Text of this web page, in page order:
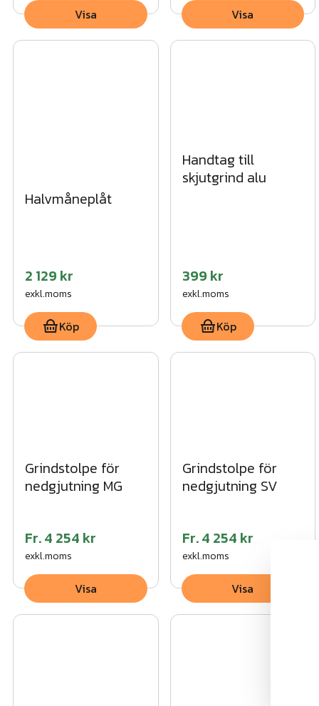
Visa Visa
Halvmåneplåt
2 129 kr
exkl.moms
Köp
Handtag till
skjutgrind alu
399 kr
exkl.moms
Köp
Grindstolpe för
nedgjutning MG
Fr.4 254 kr
exkl.moms
Visa
Grindstolpe för
nedgjutning SV
Fr.4 254 kr
exkl.moms
Visa